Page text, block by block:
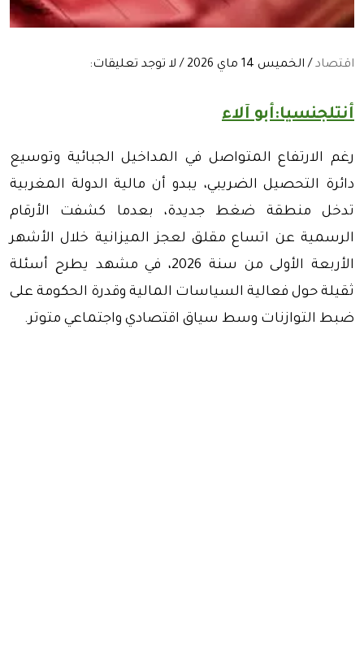
اقتصاد / الخميس 14 ماي 2026 / لا توجد تعليقات:
أنتلجنسيا:أبو آلاء
رغم الارتفاع المتواصل في المداخيل الجبائية وتوسيع
دائرة التحصيل الضريبي، يبدو أن مالية الدولة المغربية
تدخل منطقة ضغط جديدة، بعدما كشفت الأرقام
الرسمية عن اتساع مقلق لعجز الميزانية خلال الأشهر
الأربعة الأولى من سنة 2026، في مشهد يطرح أسئلة
ثقيلة حول فعالية السياسات المالية وقدرة الحكومة على
ضبط التوازنات وسط سياق اقتصادي واجتماعي متوتر.